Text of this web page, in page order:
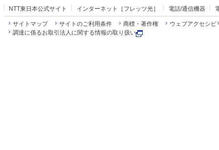
NTT東日本公式サイト インターネット［フレッツ光］ 電話/通信機器
サイトマップ サイトのご利用条件 商標・著作権
ウェブアクセシビ
調達に係るお取引法人に関する情報の取り扱い